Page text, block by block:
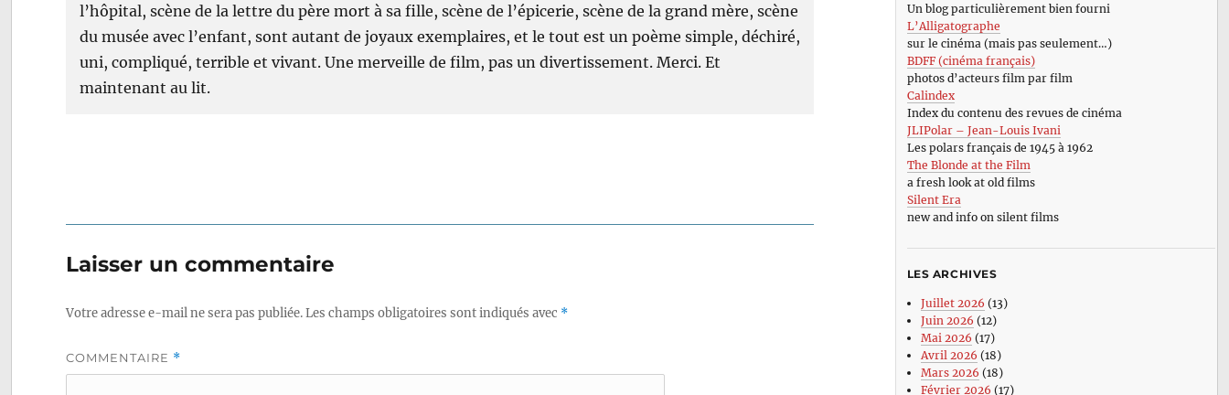
l’hôpital, scène de la lettre du père mort à sa fille, scène de l’épicerie, scène de la grand mère, scène
du musée avec l’enfant, sont autant de joyaux exemplaires, et le tout est un poème simple, déchiré,
uni, compliqué, terrible et vivant. Une merveille de film, pas un divertissement. Merci. Et
maintenant au lit.
Laisser un commentaire
Votre adresse e-mail ne sera pas publiée.Les champs obligatoires sont indiqués avec *
COMMENTAIRE *
Un blog particulièrement bien fourni
L’Alligatographe
sur le cinéma (mais pas seulement…)
BDFF (cinéma français)
photos d’acteurs film par film
Calindex
Index du contenu des revues de cinéma
JLIPolar – Jean-Louis Ivani
Les polars français de 1945 à 1962
The Blonde at the Film
a fresh look at old films
Silent Era
new and info on silent films
LES ARCHIVES
Juillet 2026 (13)
Juin 2026 (12)
Mai 2026 (17)
Avril 2026 (18)
Mars 2026 (18)
Février 2026 (17)